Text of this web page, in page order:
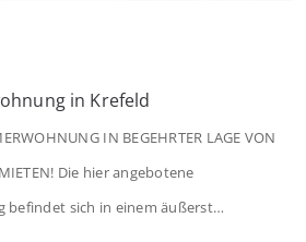
in Krefeld
IN BEGEHRTER LAGE VON
Die hier angebotene
befindet sich in einem äußerst